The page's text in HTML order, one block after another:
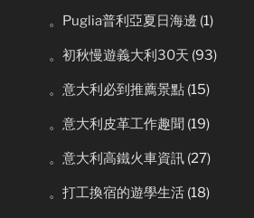
。Puglia普利亞夏日海邊 (1)
。初秋慢遊義大利30天 (93)
。意大利必到推薦景點 (15)
。意大利皮革工作趣聞 (19)
。意大利高鐵火車資訊 (27)
。打工換宿的遊學生活 (18)